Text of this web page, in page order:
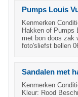
Pumps Louis
Kenmerken
Hakken of Pumps
met bon doos zak
foto'sliefst bellen
Sandalen met
Kenmerken
Kleur: Rood